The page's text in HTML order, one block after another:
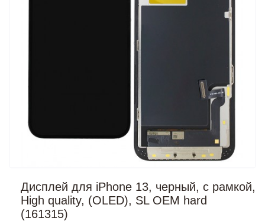
Дисплей для iPhone 13, черный, с рамкой,
High quality, (OLED), SL OEM hard
(161315)